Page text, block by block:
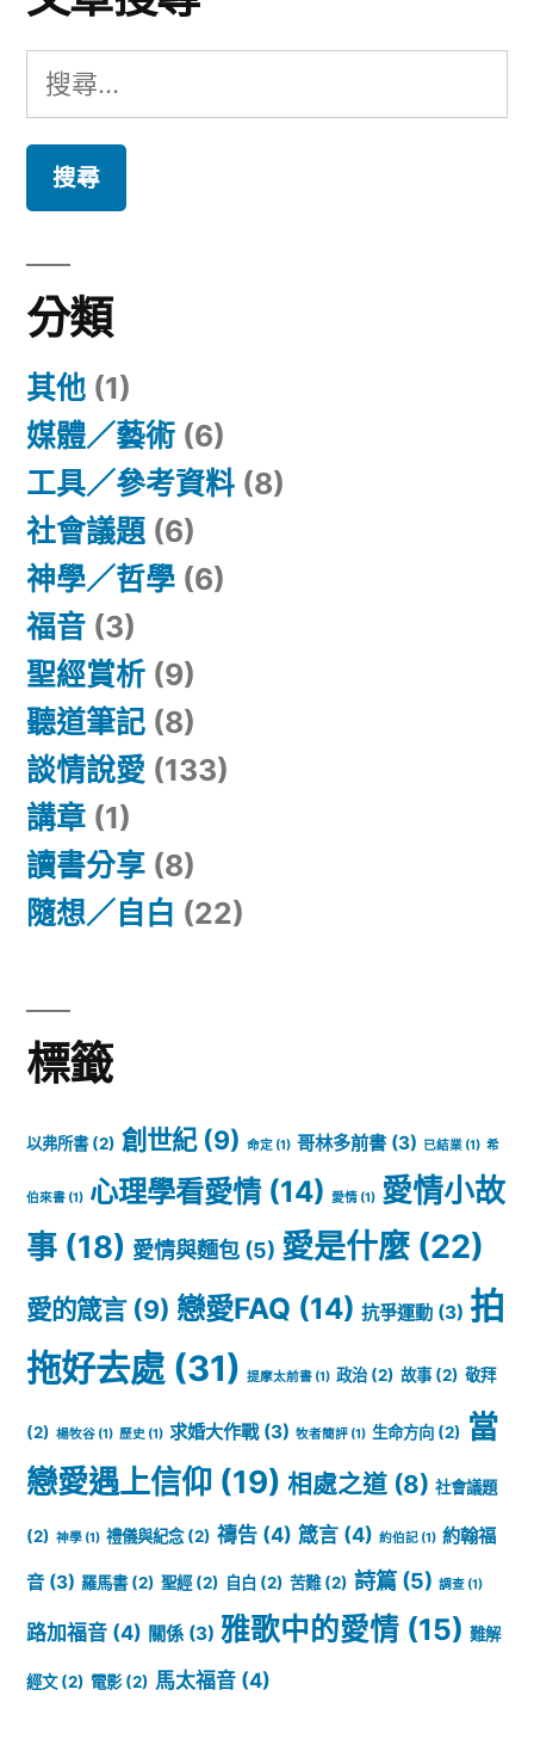
搜
尋
鍵
字:
分類
其他 (1)
媒體／藝術 (6)
工具／參考資料 (8)
社會議題(6)
神學／哲學 (6)
福音 (3)
聖經賞析 (9)
聽道筆記 (8)
談情說愛 (133)
講章 (1)
讀書分享 (8)
隨想／自白 (22)
標籤
以弗所書(2) 創世紀(9) 命定 (1) 哥林多前書 (3) 已結業 (1) 希
伯來書 (1) 心理學看愛情(14) 愛情 (1) 愛情小故
事 (18) 愛情與麵包 (5) 愛是什麼 (22)
愛的箴言(9) 戀愛FAQ (14) 抗爭運動 (3) 拍
拖好去處(31) 提摩太前書 (1) 政治(2) 故事(2) 敬拜
(2) 楊牧谷 (1) 歷史 (1) 求婚大作戰(3) 牧者簡評 (1) 生命方向 (2) 當
戀愛遇上信仰 (19) 相處之道 (8) 社會議題
(2) 神學 (1) 禮儀與紀念(2) 禱告 (4) 箴言 (4) 約伯記 (1) 約翰福
音 (3) 羅馬書(2) 聖經(2) 自白 (2) 苦難(2) 詩篇 (5) 調查 (1)
路加福音 (4) 關係 (3) 雅歌中的愛情 (15) 難解
經文(2) 電影(2) 馬太福音 (4)